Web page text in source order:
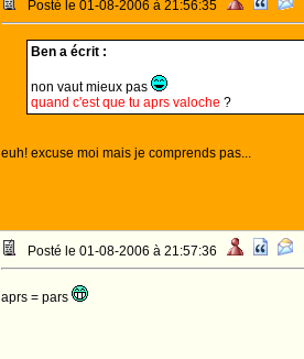
Posté le 01-08-2006 à 21:56:35
Ben a écrit :
non vaut mieux pas
quand c'est que tu aprs valoche ?
euh! excuse moi mais je comprends pas...
Posté le 01-08-2006 à 21:57:36
aprs = pars